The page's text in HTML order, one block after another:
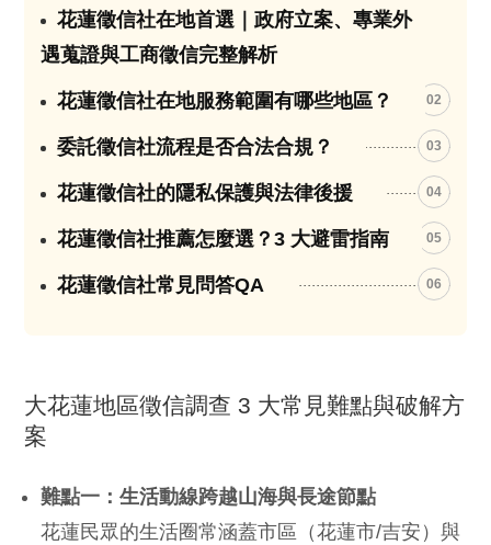
花蓮徵信社在地首選｜政府立案、專業外
遇蒐證與工商徵信完整解析
花蓮徵信社在地服務範圍有哪些地區？ 02
委託徵信社流程是否合法合規？ 03
花蓮徵信社的隱私保護與法律後援 04
花蓮徵信社推薦怎麼選？3 大避雷指南 05
花蓮徵信社常見問答QA 06
大花蓮地區徵信調查 3 大常見難點與破解方
案
難點一：生活動線跨越山海與長途節點
花蓮民眾的生活圈常涵蓋市區（花蓮市/吉安）與